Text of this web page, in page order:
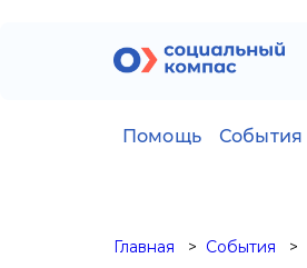
Помощь События
Главная События